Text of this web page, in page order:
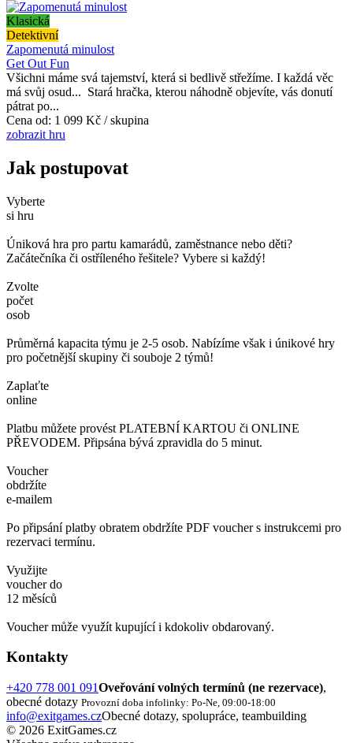
Klasická
Detektivní
Zapomenutá minulost
Get Out Fun
Všichni máme svá tajemství, která si bedlivě střežíme. I každá věc
má svůj osud... Stará hračka, kterou náhodně objevíte, vás donutí
pátrat po...
Cena od: 1 099 Kč / skupina
zobrazit hru
Jak postupovat
Vyberte
si hru
Úniková hra pro partu kamarádů, zaměstnance nebo děti?
Začátečníka či ostříleného řešitele? Vybere si každý!
Zvolte
počet
osob
Průměrná kapacita týmu je 2-5 osob. Nabízíme však i únikové hry
pro početnější skupiny či souboje 2 týmů!
Zaplaťte
online
Platbu můžete provést PLATEBNÍ KARTOU či ONLINE
PŘEVODEM. Připsána bývá zpravidla do 5 minut.
Voucher
obdržíte
e-mailem
Po připsání platby obratem obdržíte PDF voucher s instrukcemi pro
rezervaci termínu.
Využijte
voucher do
12 měsíců
Voucher může využít kupující i kdokoliv obdarovaný.
Kontakty
+420 778 001 091Oveřování volných termínů (ne rezervace),
obecné dotazy Provozní doba infolinky: Po-Ne, 09:00-18:00
info@exitgames.czObecné dotazy, spolupráce, teambuilding
© 2026 ExitGames.cz